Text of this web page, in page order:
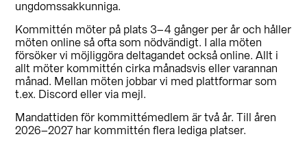
ungdomssakkunniga.
Kommittén möter på plats 3–4 gånger per år och håller
möten online så ofta som nödvändigt. I alla möten
försöker vi möjliggöra deltagandet också online. Allt i
allt möter kommittén cirka månadsvis eller varannan
månad. Mellan möten jobbar vi med plattformar som
t.ex. Discord eller via mejl.
Mandattiden för kommittémedlem är två år. Till åren
2026–2027 har kommittén flera lediga platser.